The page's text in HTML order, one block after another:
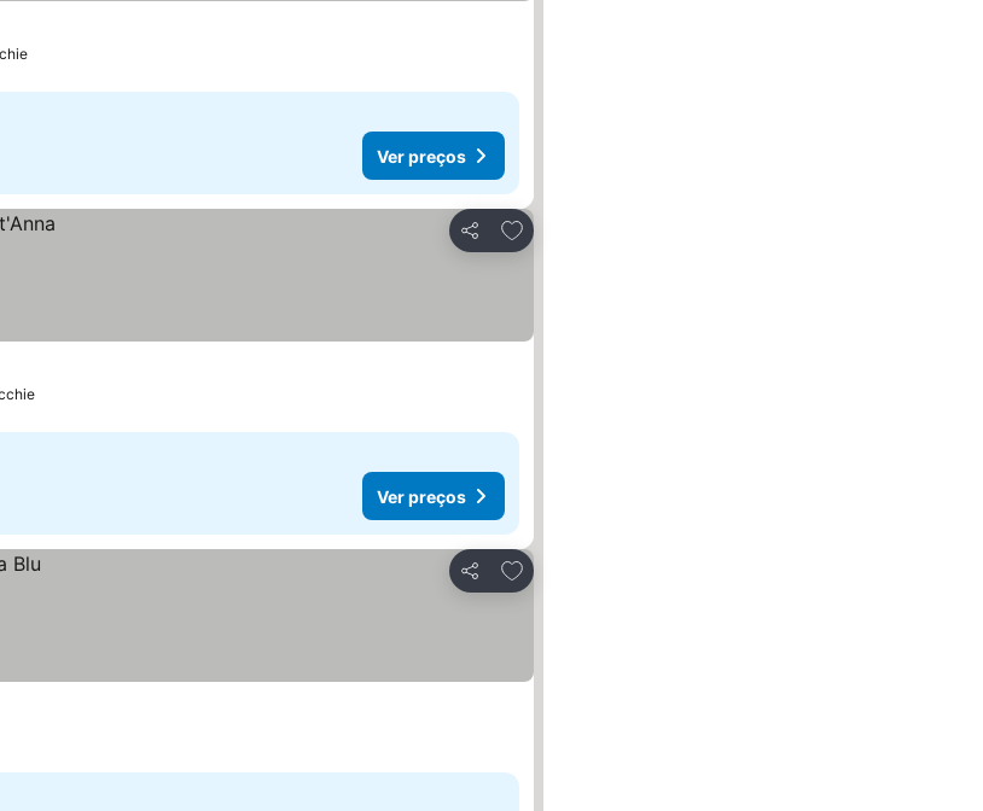
Ver preços
Partilhar
Adicionar aos favoritos
Ver preços
Partilhar
Adicionar aos favoritos